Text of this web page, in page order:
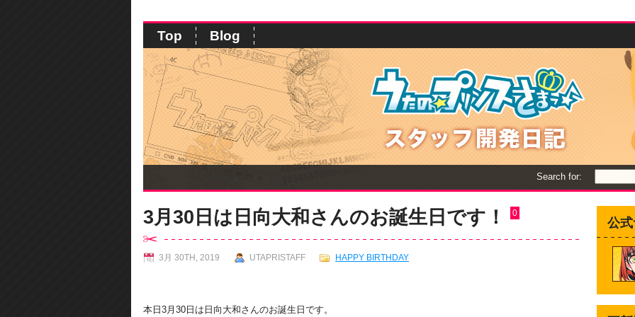
Top Blog
Search for:
3月30日は日向大和さんのお誕生日です！ 0
3月 30TH, 2019 UTAPRISTAFF HAPPY BIRTHDAY
本日3月30日は日向大和さんのお誕生日です。
公